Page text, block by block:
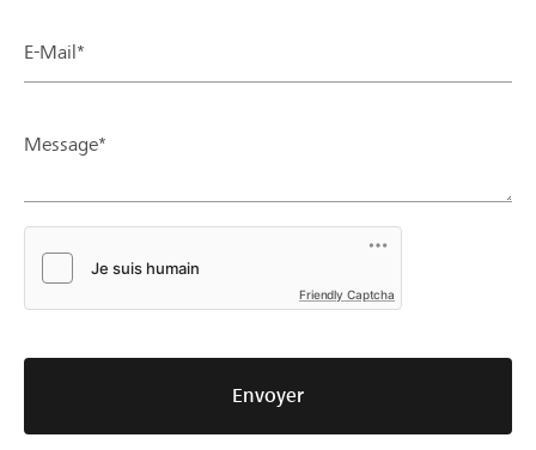
E-Mail*
Message*
Friendly Captcha
Envoyer